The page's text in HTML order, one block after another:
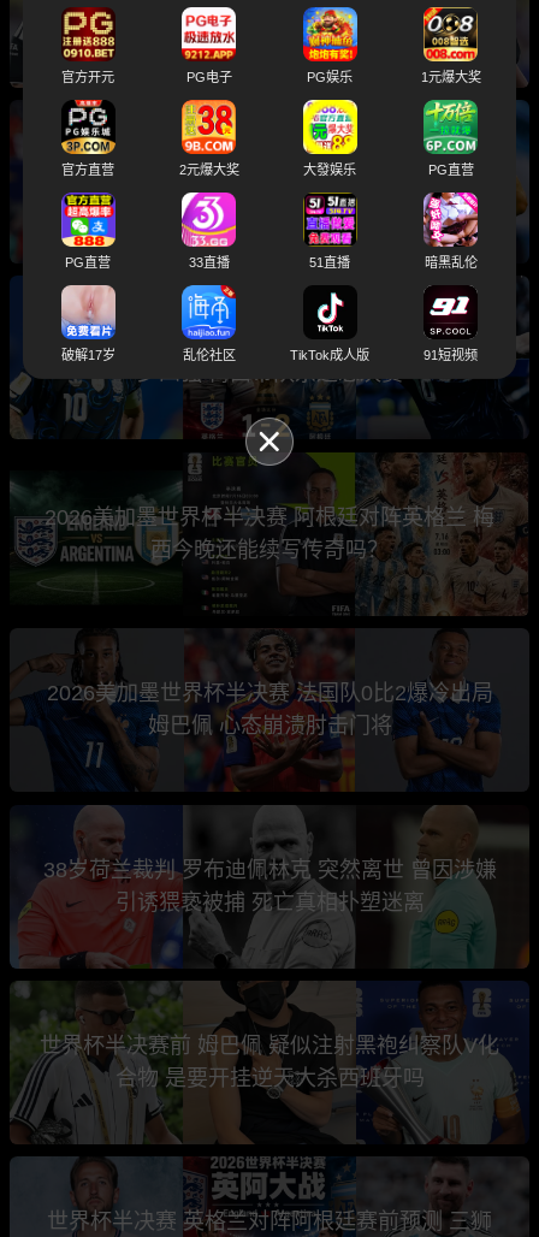
入选世界杯总决赛主裁判引发球迷热议
2026世界杯总决赛前瞻分析 卫冕冠军阿根廷与
西班牙将上演巅峰之战
世界杯半决赛 阿根廷2-1绝杀英格兰 三狮军团止
步四强 梅西带队杀进总决赛
2026美加墨世界杯半决赛 阿根廷对阵英格兰 梅
西今晚还能续写传奇吗？
2026美加墨世界杯半决赛 法国队0比2爆冷出局
姆巴佩 心态崩溃肘击门将
38岁荷兰裁判 罗布迪佩林克 突然离世 曾因涉嫌
引诱猥亵被捕 死亡真相扑塑迷离
世界杯半决赛前 姆巴佩 疑似注射黑袍纠察队V化
合物 是要开挂逆天大杀西班牙吗
世界杯半决赛 英格兰对阵阿根廷赛前预测 三狮
官方开元 PG电子 PG娱乐 1元爆大奖
官方直营 2元爆大奖 大發娱乐 PG直营
PG直营 33直播 51直播 暗黑乱伦
破解17岁 乱伦社区 TikTok成人版 91短视频